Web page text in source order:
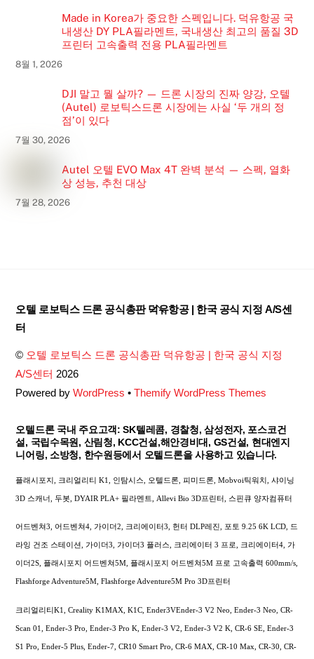
Made in Korea가 중요한 스펙입니다. 덕유항공 국
내생산 DY PLA필라멘트, 국내생산 최고의 품질 3D
프린터 고속출력 전용 PLA필라멘트
8월 1, 2026
DJI 말고 뭘 살까? — 드론 시장의 진짜 양강, 오텔
(Autel) 로보틱스드론 시장에는 사실 ‘두 개의 정
점’이 있다
7월 30, 2026
Autel 오텔 EVO Max 4T 완벽 분석 — 스펙, 열화
상 성능, 추천 대상
7월 28, 2026
Back
오텔 로보틱스 드론 공식총판 덕유항공 | 한국 공식 지정 A/S센
터
© 오텔 로보틱스 드론 공식총판 덕유항공 | 한국 공식 지정
A/S센터 2026
Powered byWordPress •Themify WordPress Themes
오텔드론 국내 주요고객: SK텔레콤, 경찰청, 삼성전자, 포스코건
설, 국립수목원, 산림청, KCC건설,해안경비대, GS건설, 현대엔지
니어링, 소방청, 한수원등에서 오텔드론을 사용하고 있습니다.
플래시포지, 크리얼리티 K1, 인탐시스, 오텔드론, 피미드론, Mobvoi틱워치, 샤이닝
3D 스캐너, 두봇, DYAIR PLA+ 필라멘트, Allevi Bio 3D프린터, 스핀큐 양자컴퓨터
어드벤쳐3, 어드벤쳐4, 가이더2, 크리에이터3, 헌터 DLP레진, 포토 9.25 6K LCD, 드
라잉 건조 스테이션, 가이더3, 가이더3 플러스, 크리에이터 3 프로, 크리에이터4, 가
이더2S, 플래시포지 어드벤쳐5M, 플래시포지 어드벤쳐5M 프로 고속출력 600mm/s,
Flashforge Adventure5M, Flashforge Adventure5M Pro 3D프린터
크리얼리티K1, Creality K1MAX, K1C, Ender3VEnder-3 V2 Neo, Ender-3 Neo, CR-
Scan 01, Ender-3 Pro, Ender-3 Pro K, Ender-3 V2, Ender-3 V2 K, CR-6 SE, Ender-3
S1 Pro, Ender-5 Plus, Ender-7, CR10 Smart Pro, CR-6 MAX, CR-10 Max, CR-30, CR-